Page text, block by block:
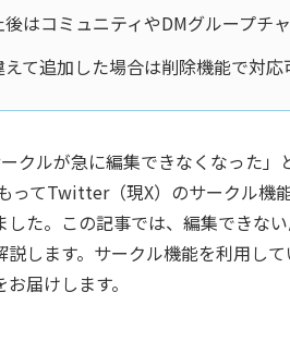
後はコミュニティやDMグループチ
えて追加した場合は削除機能で対
クルが急に編集できなくなった
ってTwitter（現X）のサークル機
した。この記事では、編集できな
説します。サークル機能を利用し
届けします。